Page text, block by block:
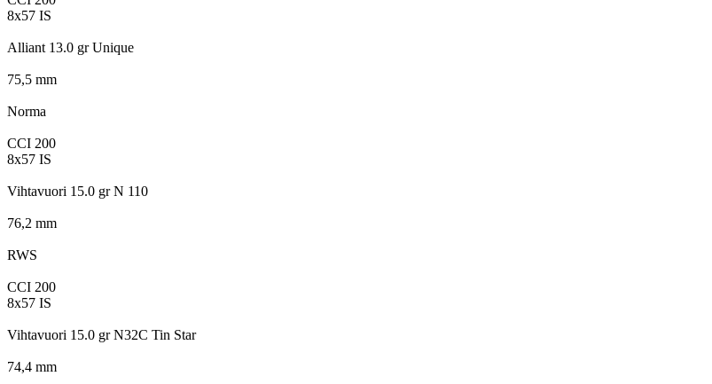
8x57 IS
Alliant 13.0 gr Unique
75,5 mm
Norma
CCI 200
8x57 IS
Vihtavuori 15.0 gr N 110
76,2 mm
RWS
CCI 200
8x57 IS
Vihtavuori 15.0 gr N32C Tin Star
74,4 mm